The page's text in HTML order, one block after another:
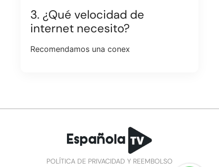
3. ¿Qué velocidad de
internet necesito?
Recomendamos una conex
POLÍTICA DE PRIVACIDAD Y REEMBOLSO